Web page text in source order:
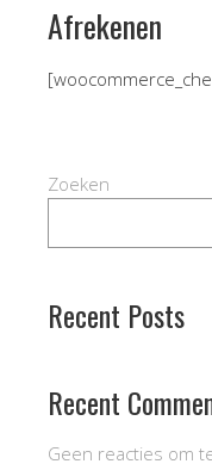
Afrekenen
Zoeken
Recent Posts
Recent
Geen reacties om